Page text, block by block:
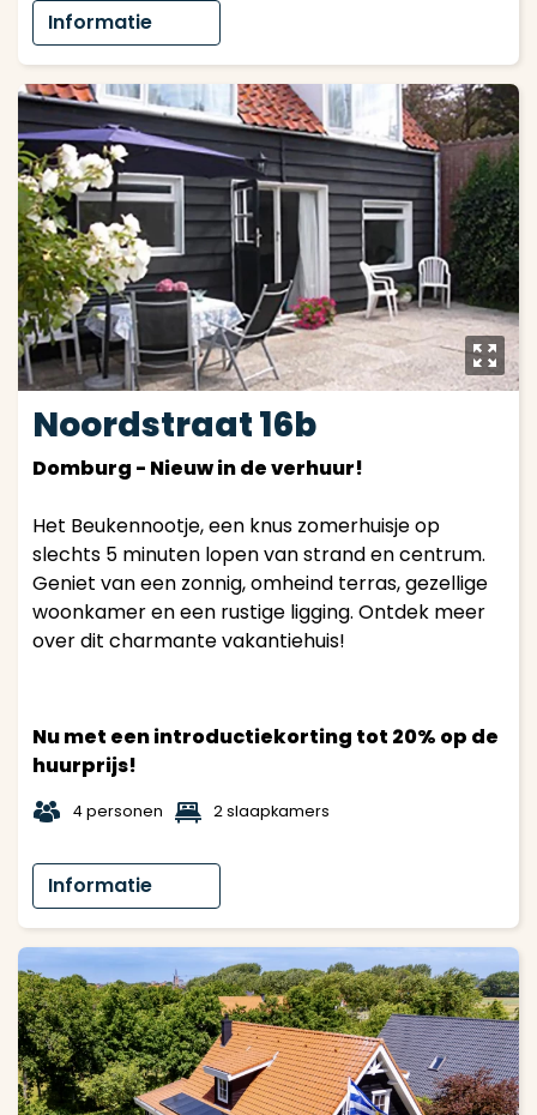
Informatie
y
Noordstraat 16b
Domburg - Nieuw in de verhuur!
Het Beukennootje, een knus zomerhuisje op
slechts 5 minuten lopen van strand en centrum.
Geniet van een zonnig, omheind terras, gezellige
woonkamer en een rustige ligging. Ontdek meer
over dit charmante vakantiehuis!
Nu met een introductiekorting tot 20% op de
huurprijs!
t 4 personen 1 2 slaapkamers
Informatie